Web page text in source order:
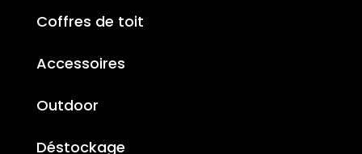
Coffres de toit
Accessoires
Outdoor
Déstockage